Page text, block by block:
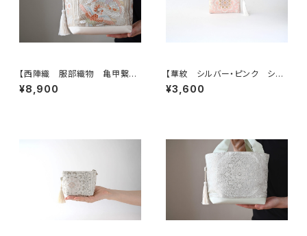
【西陣織 服部織物 亀甲繋ぎ
に鳳凰・花模様 帯リメイク ト
ートバッグ】日常使い、結婚式、パ
¥8,900
【華紋 シルバー・ピンク シル
ク帯リメイク バッグチャーム型
スクエアポーチ】メイクポーチ
¥3,600